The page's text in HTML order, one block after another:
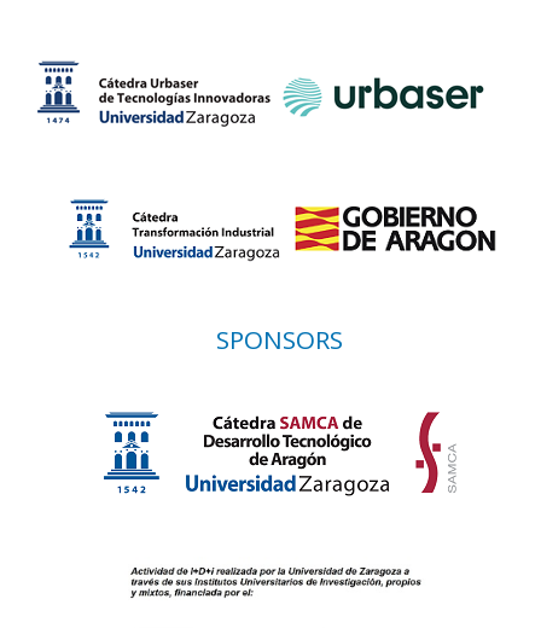
SPONSORS